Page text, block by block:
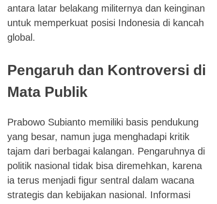
antara latar belakang militernya dan keinginan
untuk memperkuat posisi Indonesia di kancah
global.
Pengaruh dan Kontroversi di
Mata Publik
Prabowo Subianto memiliki basis pendukung
yang besar, namun juga menghadapi kritik
tajam dari berbagai kalangan. Pengaruhnya di
politik nasional tidak bisa diremehkan, karena
ia terus menjadi figur sentral dalam wacana
strategis dan kebijakan nasional. Informasi